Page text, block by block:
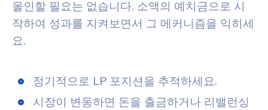
올인할 필요는 없습니다. 소액의 예치금으로 시
작하여 성과를 지켜보면서 그 메커니즘을 익히세
요.
정기적으로 LP 포지션을 추적하세요.
시장이 변동하면 돈을 출금하거나 리밸런싱